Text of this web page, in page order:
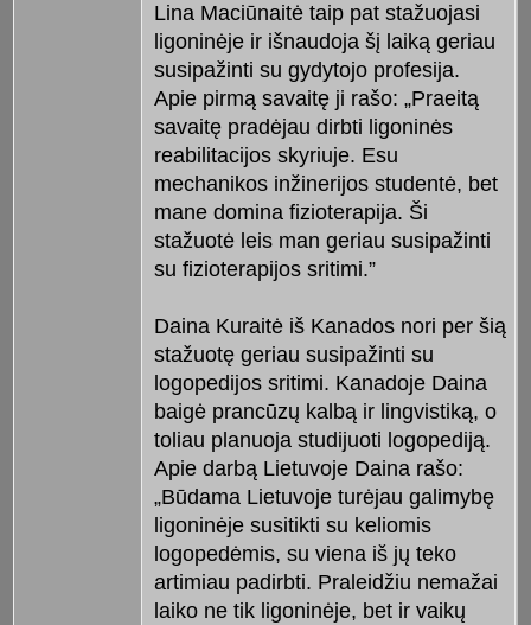
Lina Maciūnaitė taip pat stažuojasi
ligoninėje ir išnaudoja šį laiką geriau
susipažinti su gydytojo profesija.
Apie pirmą savaitę ji rašo: „Praeitą
savaitę pradėjau dirbti ligoninės
reabilitacijos skyriuje. Esu
mechanikos inžinerijos studentė, bet
mane domina fizioterapija. Ši
stažuotė leis man geriau susipažinti
su fizioterapijos sritimi.”
Daina Kuraitė iš Kanados nori per šią
stažuotę geriau susipažinti su
logopedijos sritimi. Kanadoje Daina
baigė prancūzų kalbą ir lingvistiką, o
toliau planuoja studijuoti logopediją.
Apie darbą Lietuvoje Daina rašo:
„Būdama Lietuvoje turėjau galimybę
ligoninėje susitikti su keliomis
logopedėmis, su viena iš jų teko
artimiau padirbti. Praleidžiu nemažai
laiko ne tik ligoninėje, bet ir vaikų